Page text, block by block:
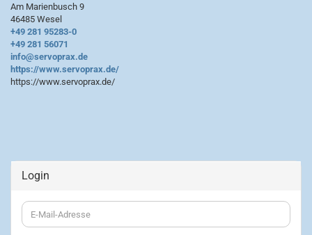
Am Marienbusch 9
46485 Wesel
+49 281 95283-0
+49 281 56071
info@servoprax.de
https://www.servoprax.de/
https://www.servoprax.de/
Login
E-
Mail-